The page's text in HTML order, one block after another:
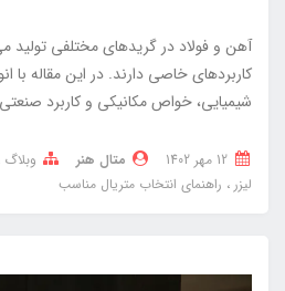
آهن و فولاد در گریدهای مختلفی تولید
کاربردهای خاصی دارند. در این مقاله با
شیمیایی، خواص مکانیکی و کاربرد
متال هنر وبلاگ
لیزر
راهنمای انتخاب متریال مناسب